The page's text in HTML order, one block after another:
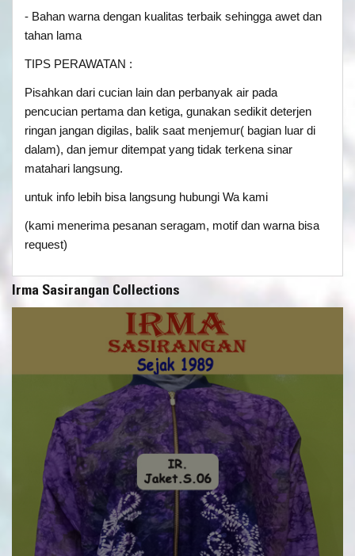
- Bahan warna dengan kualitas terbaik sehingga awet dan
tahan lama
TIPS PERAWATAN :
Pisahkan dari cucian lain dan perbanyak air pada
pencucian pertama dan ketiga, gunakan sedikit deterjen
ringan jangan digilas, balik saat menjemur( bagian luar di
dalam), dan jemur ditempat yang tidak terkena sinar
matahari langsung.
untuk info lebih bisa langsung hubungi Wa kami
(kami menerima pesanan seragam, motif dan warna bisa
request)
Irma Sasirangan Collections